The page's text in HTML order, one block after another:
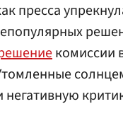
пресса
комиссии
негативную